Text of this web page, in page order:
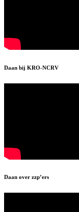
Daan bij KRO-NCRV
Daan over zzp’ers